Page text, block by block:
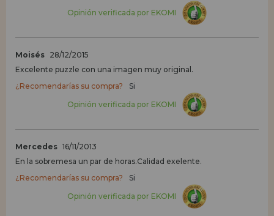
Opinión verificada por EKOMI
Moisés 28/12/2015
Excelente puzzle con una imagen muy original.
¿Recomendarías su compra?
Si
Opinión verificada por EKOMI
Mercedes 16/11/2013
En la sobremesa un par de horas.Calidad exelente.
¿Recomendarías su compra?
Si
Opinión verificada por EKOMI